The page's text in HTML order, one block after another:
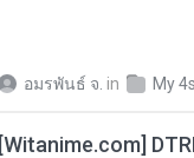
อมรพันธ์ จ. in My
[Witanime.com]